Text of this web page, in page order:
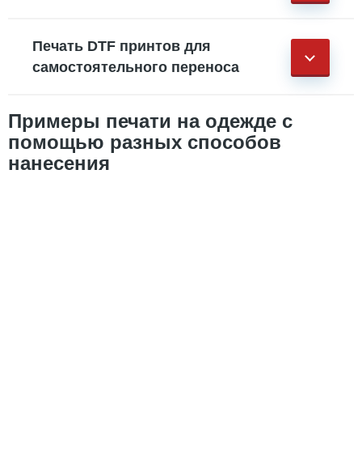
Печать DTF принтов для
самостоятельного переноса
Примеры печати на одежде с
помощью разных способов
нанесения